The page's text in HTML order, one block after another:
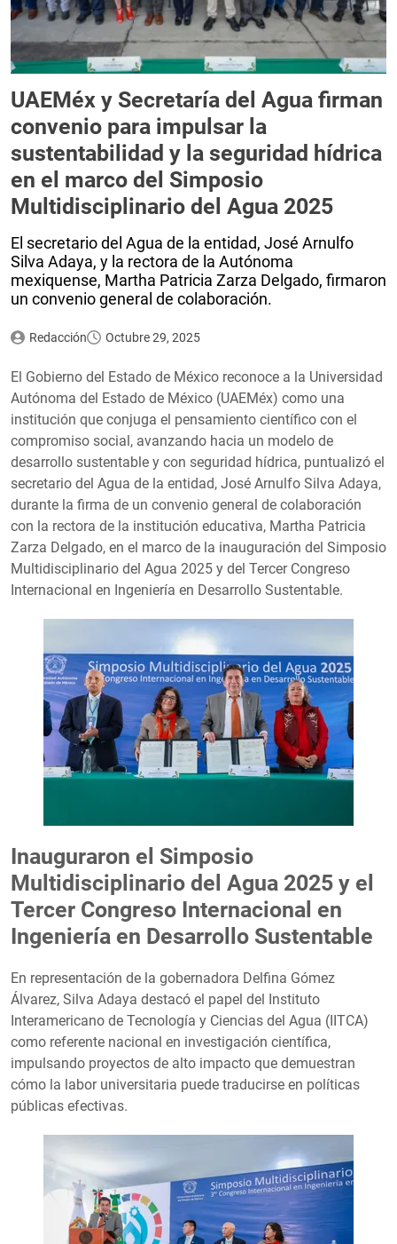
UAEMéx y Secretaría del Agua firman
convenio para impulsar la
sustentabilidad y la seguridad hídrica
en el marco del Simposio
Multidisciplinario del Agua 2025
El secretario del Agua de la entidad, José Arnulfo
Silva Adaya, y la rectora de la Autónoma
mexiquense, Martha Patricia Zarza Delgado, firmaron
un convenio general de colaboración.
Redacción Octubre 29, 2025
El Gobierno del Estado de México reconoce a la Universidad
Autónoma del Estado de México (UAEMéx) como una
institución que conjuga el pensamiento científico con el
compromiso social, avanzando hacia un modelo de
desarrollo sustentable y con seguridad hídrica, puntualizó el
secretario del Agua de la entidad, José Arnulfo Silva Adaya,
durante la firma de un convenio general de colaboración
con la rectora de la institución educativa, Martha Patricia
Zarza Delgado, en el marco de la inauguración del Simposio
Multidisciplinario del Agua 2025 y del Tercer Congreso
Internacional en Ingeniería en Desarrollo Sustentable.
Inauguraron el Simposio
Multidisciplinario del Agua 2025 y el
Tercer Congreso Internacional en
Ingeniería en Desarrollo Sustentable
En representación de la gobernadora Delfina Gómez
Álvarez, Silva Adaya destacó el papel del Instituto
Interamericano de Tecnología y Ciencias del Agua (IITCA)
como referente nacional en investigación científica,
impulsando proyectos de alto impacto que demuestran
cómo la labor universitaria puede traducirse en políticas
públicas efectivas.